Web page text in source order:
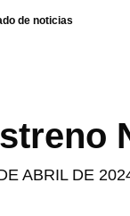
de noticias
ABRIL DE